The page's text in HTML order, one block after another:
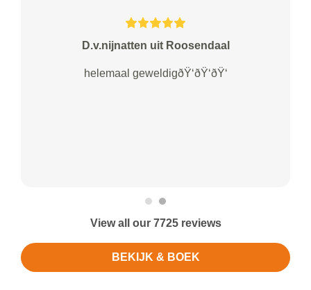
D.v.nijnatten uit Roosendaal
helemaal geweldigðŸ‘ðŸ‘ðŸ‘
View all our 7725 reviews
BEKIJK & BOEK